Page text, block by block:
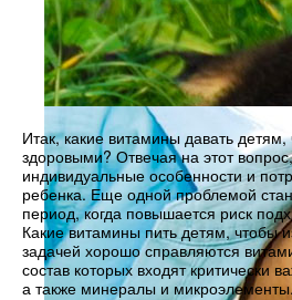
Итак, какие витамины давать
здоровыми? Отвечая на этот
индивидуальные особенности и
ребенка. Еще одной проблемой
период, когда повышается риск
Какие витамины пить детям, чтобы
задачей хорошо справляются
состав которых входят критически
а также минералы и